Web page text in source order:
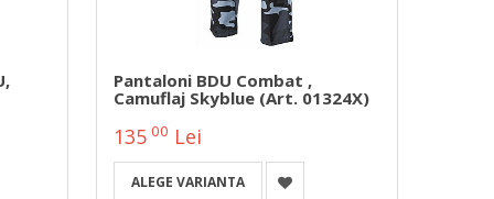
Pantaloni BDU Combat ,
Camuflaj Skyblue (Art. 01324X)
135 00 Lei
ALEGE VARIANTA